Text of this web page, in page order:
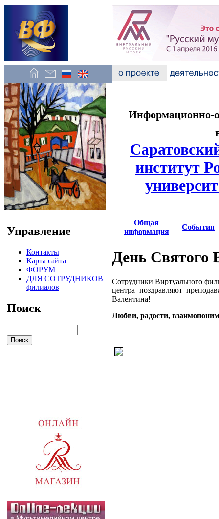
Управление
Контакты
Карта сайта
ФОРУМ
ДЛЯ СОТРУДНИКОВ
филиалов
Поиск
Информационно-
институт
Общая
информация
События
День Святого
Сотрудники Виртуального
центра поздравляют
Валентина!
Любви, радости,